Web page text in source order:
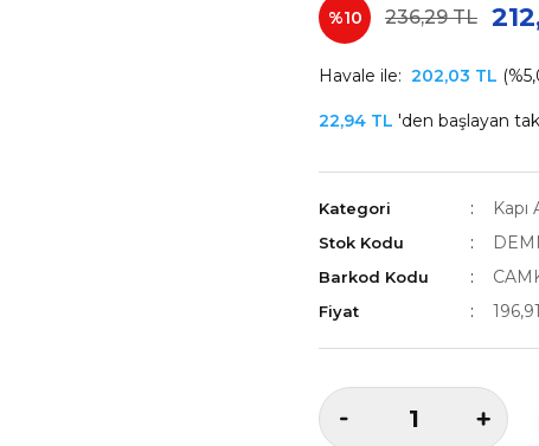
%10 236,29 TL
Havale ile: 202,03 TL
22,94 TL 'den başlayan
Kategori Kapı
Stok Kodu
Barkod Kodu
Fiyat